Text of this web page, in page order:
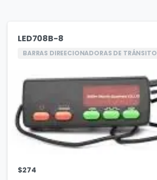
LED708B-8
BARRAS DIREECIONADORAS DE TRÁNSITO
$274